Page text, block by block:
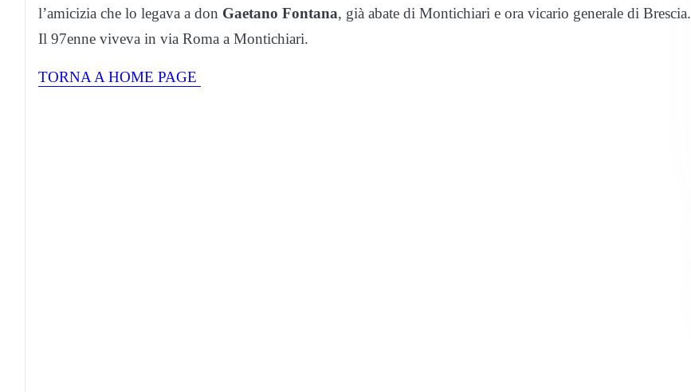
l’amicizia che lo legava a don Gaetano Fontana, già abate di Montichiari e ora vicario generale di Brescia.
Il 97enne viveva in via Roma a Montichiari.
TORNA A HOME PAGE